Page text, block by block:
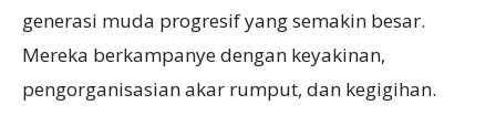
generasi muda progresif yang semakin besar.
Mereka berkampanye dengan keyakinan,
pengorganisasian akar rumput, dan kegigihan.